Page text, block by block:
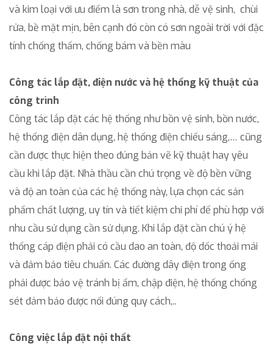
và kim loại với ưu điểm là sơn trong nhà, dễ vệ sinh, chùi
rửa, bề mặt mịn, bên cạnh đó còn có sơn ngoài trời với đặc
tính chống thấm, chống bám và bền màu
Công tác lắp đặt, điện nước và hệ thống kỹ thuật của
công trình
Công tác lắp đặt các hệ thống như bồn vệ sinh, bồn nước,
hệ thống điện dân dụng, hệ thống điện chiếu sáng,… cũng
cần được thực hiện theo đúng bản vẽ kỹ thuật hay yêu
cầu khi lắp đặt. Nhà thầu cần chú trọng về độ bền vững
và độ an toàn của các hệ thống này, lựa chọn các sản
phẩm chất lượng, uy tín và tiết kiệm chi phí để phù hợp với
nhu cầu sử dụng cần sử dụng. Khi lắp đặt cần chú ý hệ
thống cáp điện phải có cầu dao an toàn, độ dốc thoải mái
và đảm bảo tiêu chuẩn. Các đường dây điện trong ống
phải được bảo vệ tránh bị ẩm, chập điện, hệ thống chống
sét đảm bảo được nối đúng quy cách,..
Công việc lắp đặt nội thất